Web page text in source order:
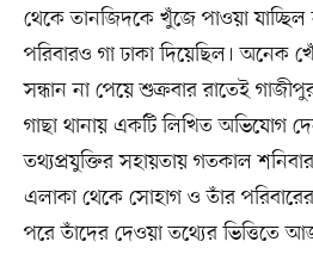
থেকে তানজিদকে খুঁজে পাওয়া
পরিবারও গা ঢাকা দিয়েছিল। অনেক
সন্ধান না পেয়ে শুক্রবার রাতেই
গাছা থানায় একটি লিখিত অভিযোগ
তথ্যপ্রযুক্তির সহায়তায় গতকাল
এলাকা থেকে সোহাগ ও তাঁর
পরে তাঁদের দেওয়া তথ্যের ভিত্তিতে